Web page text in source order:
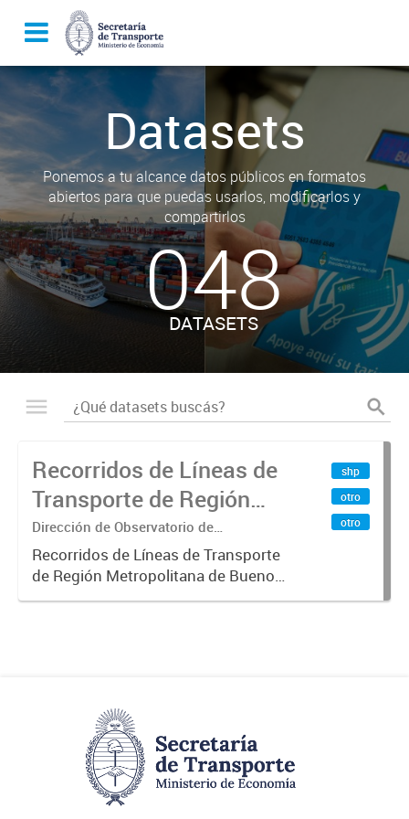
Datasets
Ponemos a tu alcance datos públicos en formatos
abiertos para que puedas usarlos, modificarlos y
compartirlos
048
DATASETS
Recorridos de Líneas de
Transporte de Región
Metropolitana de
Buenos Aires (RMBA)
Dirección de Observatorio de
Transporte, Estudio y Sistemas
Recorridos de Líneas de Transporte
de Región Metropolitana de Buenos
Aires (RMBA).-
shp
otro
otro